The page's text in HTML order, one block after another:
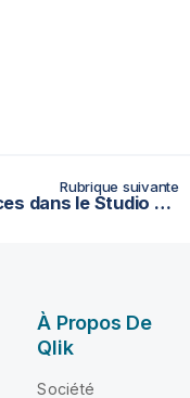
Rubrique suivante
Gestion des licences dans le Studio Talend
À Propos De
Qlik
Société